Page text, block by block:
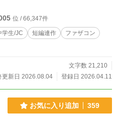
位 / 66,347件
学生/JC 短編連作
ファザコン
文字数 21,210
更新日 2026.08.04
登録日 2026.04.11
お気に入り追加 359